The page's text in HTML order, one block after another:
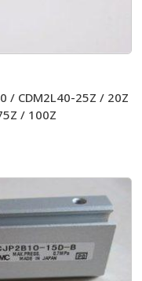
/ CDM2L40-25Z / 20Z
/ 100Z